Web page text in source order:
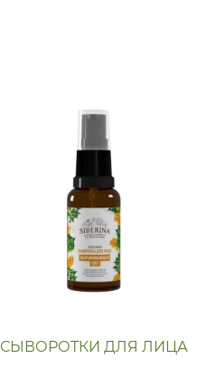
СЫВОРОТКИ ДЛЯ ЛИЦА